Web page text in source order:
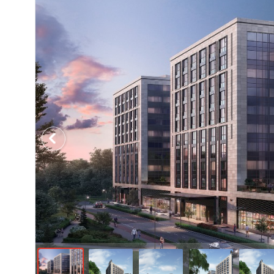
Previous